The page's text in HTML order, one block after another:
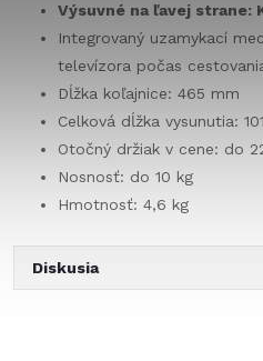
Výsuvné na ľavej strane:
Integrovaný uzamykací
televízora počas
Dĺžka koľajnice: 465 mm
Celková dĺžka vysunutia:
Otočný držiak v cene: do
Nosnosť: do 10 kg
Hmotnosť: 4,6 kg
Diskusia